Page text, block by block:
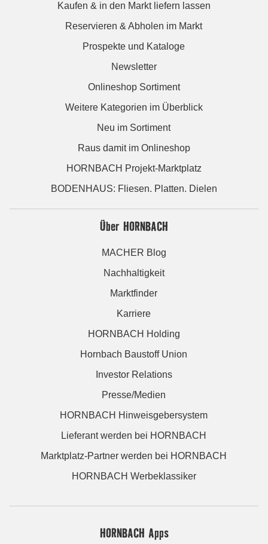
Kaufen & in den Markt liefern lassen
Reservieren & Abholen im Markt
Prospekte und Kataloge
Newsletter
Onlineshop Sortiment
Weitere Kategorien im Überblick
Neu im Sortiment
Raus damit im Onlineshop
HORNBACH Projekt-Marktplatz
BODENHAUS: Fliesen. Platten. Dielen
Über HORNBACH
MACHER Blog
Nachhaltigkeit
Marktfinder
Karriere
HORNBACH Holding
Hornbach Baustoff Union
Investor Relations
Presse/Medien
HORNBACH Hinweisgebersystem
Lieferant werden bei HORNBACH
Marktplatz-Partner werden bei HORNBACH
HORNBACH Werbeklassiker
HORNBACH Apps